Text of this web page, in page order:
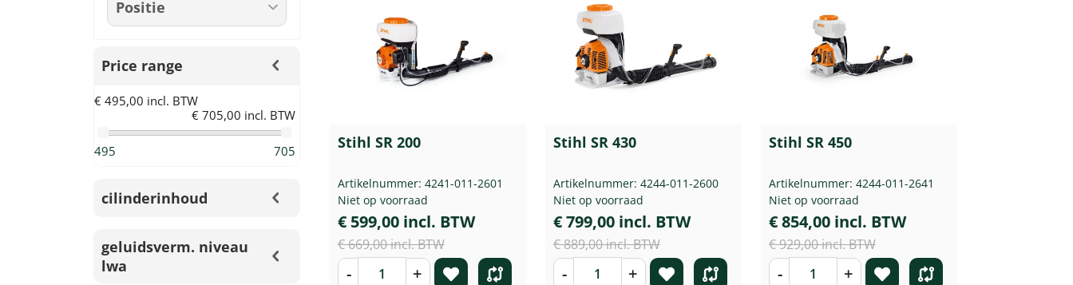
Price range
€ 495,00 incl. BTW
€ 705,00 incl. BTW
495 705
cilinderinhoud
geluidsverm. niveau
lwa
Stihl SR 200
Artikelnummer: 4241-011-2601
Niet op voorraad
€ 669,00 incl. BTW
€ 599,00 incl. BTW
- +
Stihl SR 430
Artikelnummer: 4244-011-2600
Niet op voorraad
€ 889,00 incl. BTW
€ 799,00 incl. BTW
- +
Stihl SR 450
Artikelnummer: 4244-011-2641
Niet op voorraad
€ 929,00 incl. BTW
€ 854,00 incl. BTW
- +